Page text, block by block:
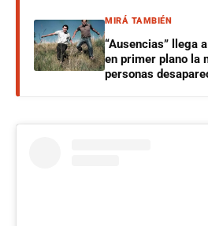
MIRÁ TAMBIÉN
“Ausencias” llega
en primer plano la
personas